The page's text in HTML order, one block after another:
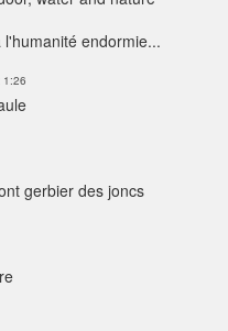
endormie...
1:26
gerbier des joncs